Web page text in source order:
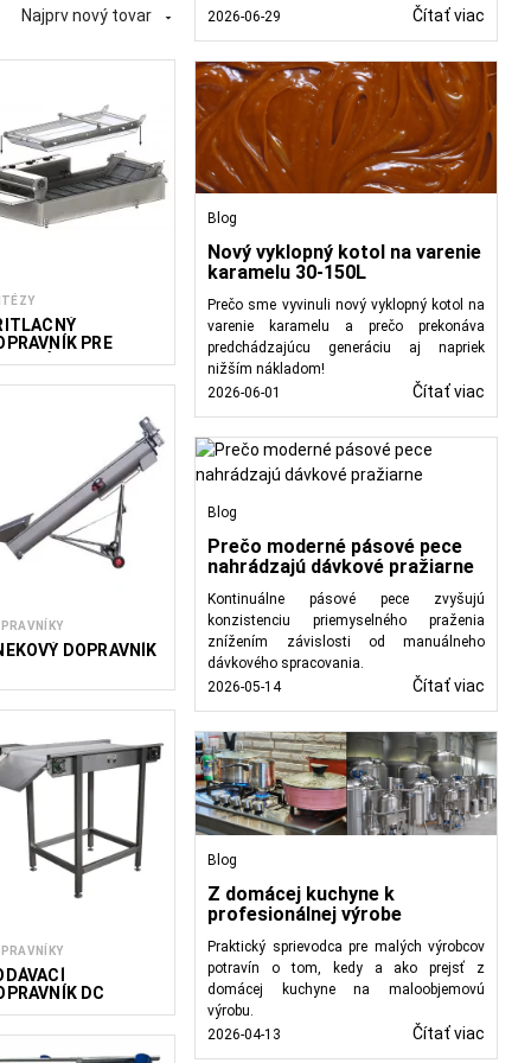
priestoroch.
procesy vo
parametrov.
fáz.
plynulý pohyb
presun hotových
do rôznych
bezproblémový tok
a zabezpečenie
s produktmi, čím sa
dispozičným
nákladov na
dopravníkov
výrobné
Najprv nový tovar 
PRE
DOPRAVNÍK
DC
2026-06-29
Čítať viac
Blog
Nový vyklopný kotol na varenie
karamelu 30-150L
Prečo sme vyvinuli nový vyklopný kotol na
varenie karamelu a prečo prekonáva
predchádzajúcu generáciu aj napriek
nižším nákladom!
2026-06-01
Čítať viac
Blog
Prečo moderné pásové pece
nahrádzajú dávkové pražiarne
Kontinuálne pásové pece zvyšujú
konzistenciu priemyselného praženia
znížením závislosti od manuálneho
dávkového spracovania.
2026-05-14
Čítať viac
Blog
Z domácej kuchyne k
profesionálnej výrobe
Praktický sprievodca pre malých výrobcov
potravín o tom, kedy a ako prejsť z
domácej kuchyne na maloobjemovú
výrobu.
2026-04-13
Čítať viac